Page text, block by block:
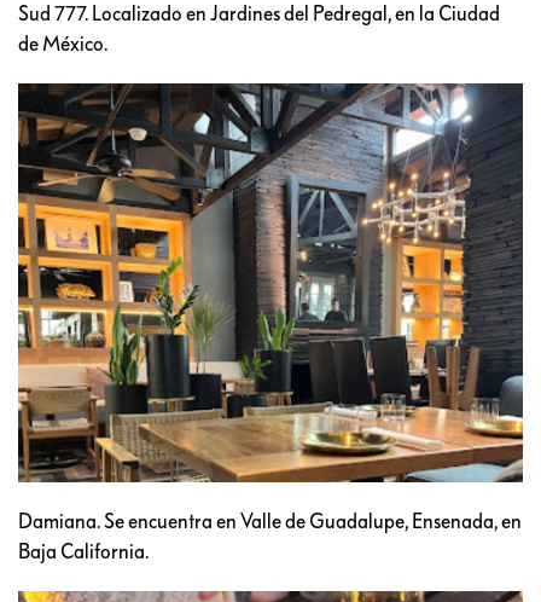
Sud 777. Localizado en Jardines del Pedregal, en la Ciudad
de México.
Damiana. Se encuentra en Valle de Guadalupe, Ensenada, en
Baja California.